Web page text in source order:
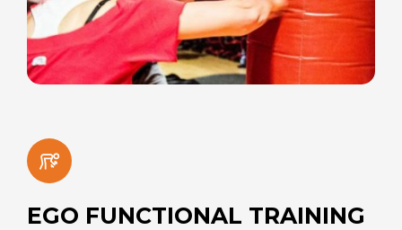
EGO FUNCTIONAL TRAINING